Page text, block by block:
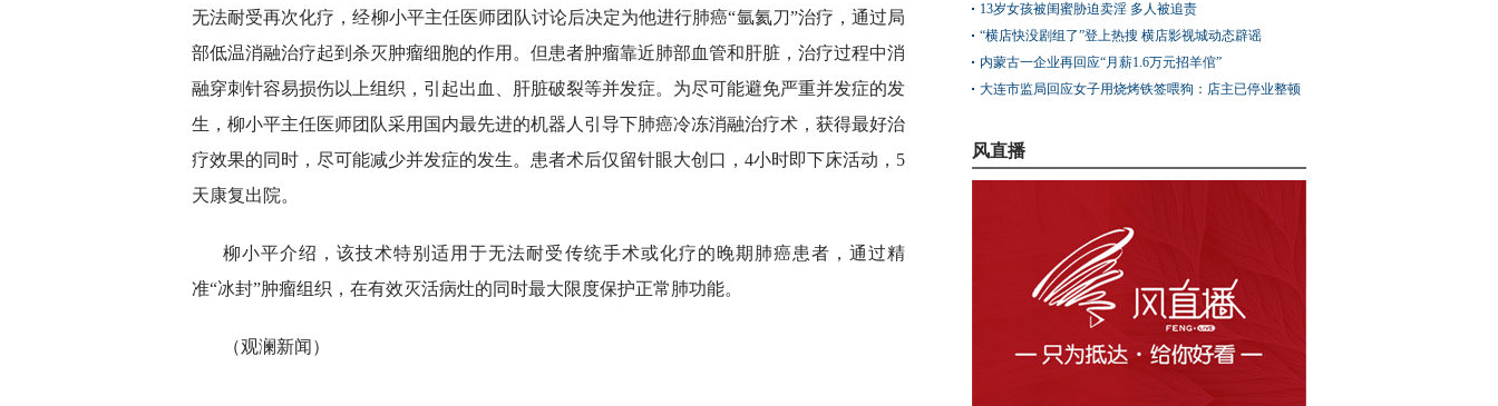
无法耐受再次化疗，经柳小平主任医师团队讨论后决定为他进行肺癌“氩氦刀”治疗，通过局
部低温消融治疗起到杀灭肿瘤细胞的作用。但患者肿瘤靠近肺部血管和肝脏，治疗过程中消
融穿刺针容易损伤以上组织，引起出血、肝脏破裂等并发症。为尽可能避免严重并发症的发
生，柳小平主任医师团队采用国内最先进的机器人引导下肺癌冷冻消融治疗术，获得最好治
疗效果的同时，尽可能减少并发症的发生。患者术后仅留针眼大创口，4小时即下床活动，5
天康复出院。
柳小平介绍，该技术特别适用于无法耐受传统手术或化疗的晚期肺癌患者，通过精
准“冰封”肿瘤组织，在有效灭活病灶的同时最大限度保护正常肺功能。
（观澜新闻）
13岁女孩被闺蜜胁迫卖淫 多人被追责
“横店快没剧组了”登上热搜 横店影视城动态辟谣
内蒙古一企业再回应“月薪1.6万元招羊倌”
大连市监局回应女子用烧烤铁签喂狗：店主已停业整顿
风直播